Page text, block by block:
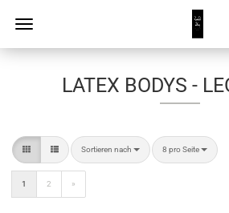
LATEX BODYS -
Sortieren nach
Sortieren nach 8 pro Seite
pro Seite
1 2 »